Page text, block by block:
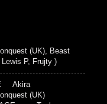
(UK), Beast
P, Frujty )
Akira
(UK)